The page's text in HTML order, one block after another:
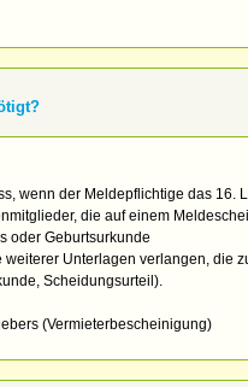
wenn der Meldepflichtige das 16.
die auf einem
oder Geburtsurkunde
Unterlagen verlangen, die
Scheidungsurteil).
(Vermieterbescheinigung)